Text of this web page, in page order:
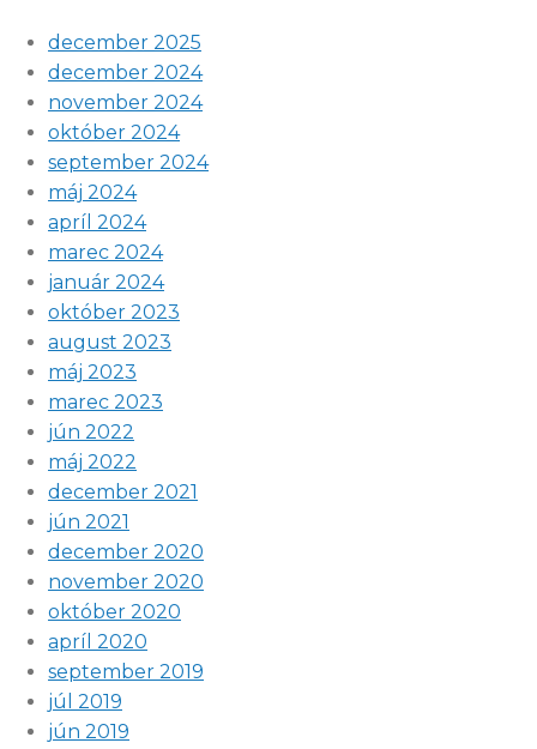
december 2025
december 2024
november 2024
október 2024
september 2024
máj 2024
apríl 2024
marec 2024
január 2024
október 2023
august 2023
máj 2023
marec 2023
jún 2022
máj 2022
december 2021
jún 2021
december 2020
november 2020
október 2020
apríl 2020
september 2019
júl 2019
jún 2019